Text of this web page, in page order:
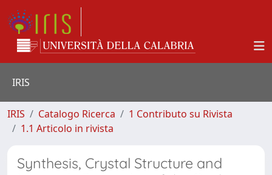
IRIS
IRIS Catalogo Ricerca
1 Contributo su Rivista
1.1 Articolo in rivista
Synthesis, Crystal Structure and